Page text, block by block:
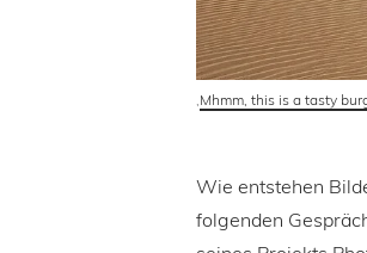
‚Mhmm, this is a tasty
Wie entstehen
folgenden